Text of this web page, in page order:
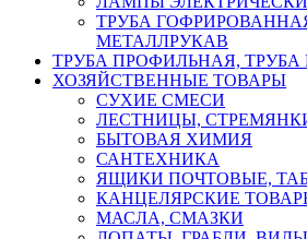
ТРУБА
МЕТАЛЛРУКАВ
ТРУБА ПРОФИЛЬНАЯ, ТРУБА
ХОЗЯЙСТВЕННЫЕ ТОВАРЫ
СУХИЕ СМЕСИ
ЛЕСТНИЦЫ,
БЫТОВАЯ ХИМИЯ
САНТЕХНИКА
ЯЩИКИ ПОЧТОВЫЕ,
КАНЦЕЛЯРСКИЕ
МАСЛА, СМАЗКИ